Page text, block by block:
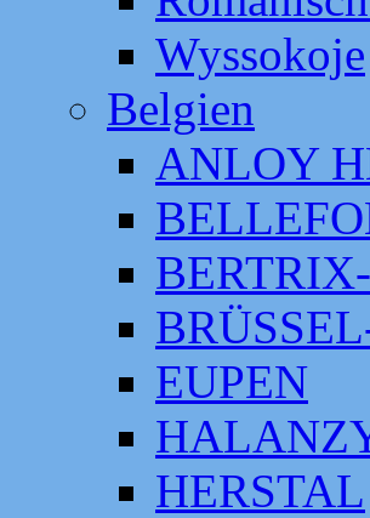
Wyssokoje
Belgien
ANLOY
EUPEN
HERSTAL